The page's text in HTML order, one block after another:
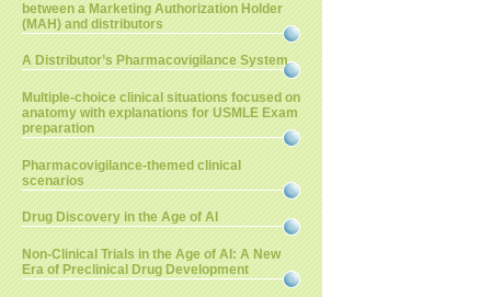
between a Marketing Authorization Holder
(MAH) and distributors
A Distributor’s Pharmacovigilance System
Multiple-choice clinical situations focused on
anatomy with explanations for USMLE Exam
preparation
Pharmacovigilance-themed clinical
scenarios
Drug Discovery in the Age of AI
Non-Clinical Trials in the Age of AI: A New
Era of Preclinical Drug Development